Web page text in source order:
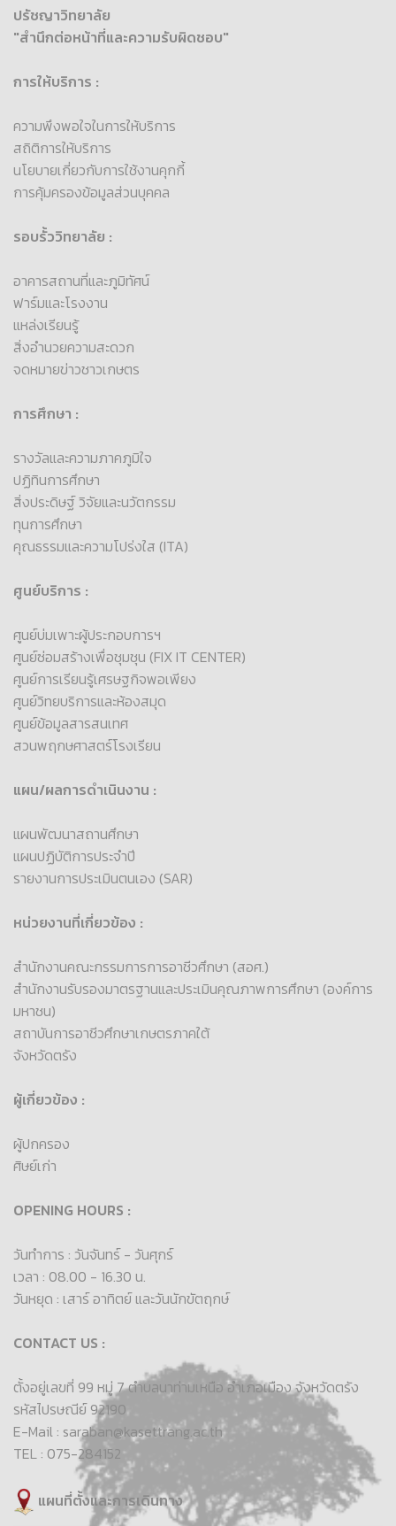
ปรัชญาวิทยาลัย
"สำนึกต่อหน้าที่และความรับผิดชอบ"
การให้บริการ :
ความพึงพอใจในการให้บริการ
สถิติการให้บริการ
นโยบายเกี่ยวกับการใช้งานคุกกี้
การคุ้มครองข้อมูลส่วนบุคคล
รอบรั้ววิทยาลัย :
อาคารสถานที่และภูมิทัศน์
ฟาร์มและโรงงาน
แหล่งเรียนรู้
สิ่งอำนวยความสะดวก
จดหมายข่าวชาวเกษตร
การศึกษา :
รางวัลและความภาคภูมิใจ
ปฏิทินการศึกษา
สิ่งประดิษฐ์ วิจัยและนวัตกรรม
ทุนการศึกษา
คุณธรรมและความโปร่งใส (ITA)
ศูนย์บริการ :
ศูนย์บ่มเพาะผู้ประกอบการฯ
ศูนย์ซ่อมสร้างเพื่อชุมชุน (FIX IT CENTER)
ศูนย์การเรียนรู้เศรษฐกิจพอเพียง
ศูนย์วิทยบริการและห้องสมุด
ศูนย์ข้อมูลสารสนเทศ
สวนพฤกษศาสตร์โรงเรียน
แผน/ผลการดำเนินงาน :
แผนพัฒนาสถานศึกษา
แผนปฏิบัติการประจำปี
รายงานการประเมินตนเอง (SAR)
หน่วยงานที่เกี่ยวข้อง :
สำนักงานคณะกรรมการการอาชีวศึกษา (สอศ.)
สำนักงานรับรองมาตรฐานและประเมินคุณภาพการศึกษา (องค์การ
มหาชน)
สถาบันการอาชีวศึกษาเกษตรภาคใต้
จังหวัดตรัง
ผู้เกี่ยวข้อง :
ผู้ปกครอง
ศิษย์เก่า
OPENING HOURS :
วันทำการ : วันจันทร์ - วันศุกร์
เวลา : 08.00 - 16.30 น.
วันหยุด : เสาร์ อาทิตย์ และวันนักขัตฤกษ์
CONTACT US :
ตั้งอยู่เลขที่ 99 หมู่ 7 ตำบลนาท่ามเหนือ อำเภอเมือง จังหวัดตรัง
รหัสไปรษณีย์ 92190
E-Mail : saraban@kasettrang.ac.th
TEL : 075-284152
แผนที่ตั้งและการเดินทาง